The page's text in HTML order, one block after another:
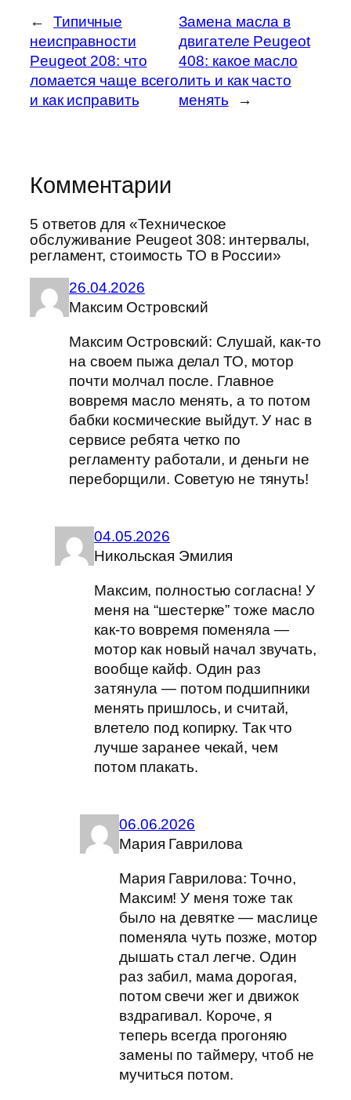
←
Типичные
неисправности
Peugeot 208: что
ломается чаще всего
и как исправить
Замена масла в
двигателе Peugeot
408: какое масло
лить и как часто
менять
→
Комментарии
5 ответов для «Техническое
обслуживание Peugeot 308: интервалы,
регламент, стоимость ТО в России»
26.04.2026
Максим Островский
Максим Островский: Слушай, как-то
на своем пыжа делал ТО, мотор
почти молчал после. Главное
вовремя масло менять, а то потом
бабки космические выйдут. У нас в
сервисе ребята четко по
регламенту работали, и деньги не
переборщили. Советую не тянуть!
04.05.2026
Никольская Эмилия
Максим, полностью согласна! У
меня на “шестерке” тоже масло
как-то вовремя поменяла —
мотор как новый начал звучать,
вообще кайф. Один раз
затянула — потом подшипники
менять пришлось, и считай,
влетело под копирку. Так что
лучше заранее чекай, чем
потом плакать.
06.06.2026
Мария Гаврилова
Мария Гаврилова: Точно,
Максим! У меня тоже так
было на девятке — маслице
поменяла чуть позже, мотор
дышать стал легче. Один
раз забил, мама дорогая,
потом свечи жег и движок
вздрагивал. Короче, я
теперь всегда прогоняю
замены по таймеру, чтоб не
мучиться потом.